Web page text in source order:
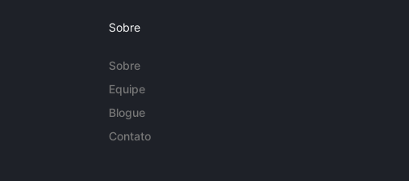
Sobre
Sobre
Equipe
Blogue
Contato